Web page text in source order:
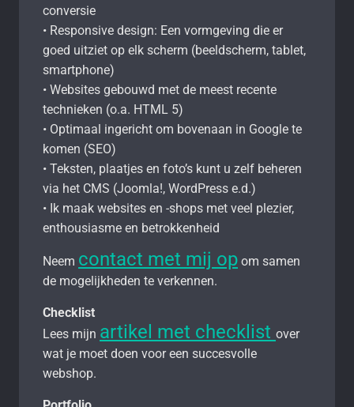
conversie
• Responsive design: Een vormgeving die er
goed uitziet op elk scherm (beeldscherm, tablet,
smartphone)
• Websites gebouwd met de meest recente
technieken (o.a. HTML 5)
• Optimaal ingericht om bovenaan in Google te
komen (SEO)
• Teksten, plaatjes en foto’s kunt u zelf beheren
via het CMS (Joomla!, WordPress e.d.)
• Ik maak websites en -shops met veel plezier,
enthousiasme en betrokkenheid
Neem contact met mij op om samen
de mogelijkheden te verkennen.
Checklist
Lees mijn artikel met checklist over
wat je moet doen voor een succesvolle
webshop.